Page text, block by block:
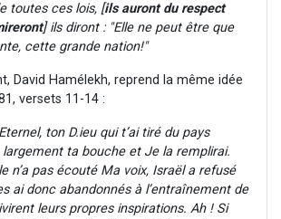
toutes ces lois, [ils auront du respect
] ils diront : "Elle ne peut être que
cette grande nation!"
David Hamélekh, reprend la même idée
versets 11-14 :
ton D.ieu qui t’ai tiré du pays
largement ta bouche et Je la remplirai.
n’a pas écouté Ma voix, Israël a refusé
ai donc abandonnés à l’entraînement de
leurs propres inspirations. Ah ! Si